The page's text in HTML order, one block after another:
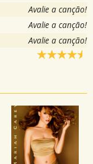
Avalie a canção!
Avalie a canção!
Avalie a canção!